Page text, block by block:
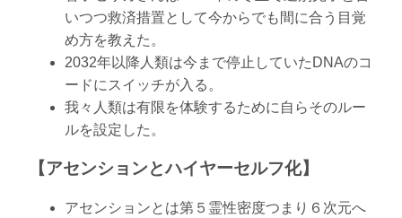
いつつ救済措置として今からでも間に合う目覚
め方を教えた。
2032年以降人類は今まで停止していたDNAのコ
ードにスイッチが入る。
我々人類は有限を体験するために自らそのルー
ルを設定した。
【アセンションとハイヤーセルフ化】
アセンションとは第５霊性密度つまり６次元へ